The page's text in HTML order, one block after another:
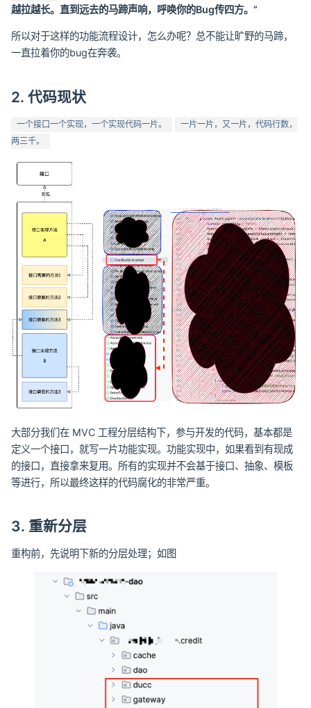
越拉越长。直到远去的马蹄声响，呼唤你的Bug传四方。”
所以对于这样的功能流程设计，怎么办呢？总不能让旷野的马蹄，
一直拉着你的bug在奔袭。
2. 代码现状
一个接口一个实现，一个实现代码一片。
一片一片，又一片，代码行数，
两三千。
大部分我们在 MVC 工程分层结构下，参与开发的代码，基本都是
定义一个接口，就写一片功能实现。功能实现中，如果看到有现成
的接口，直接拿来复用。所有的实现并不会基于接口、抽象、模板
等进行，所以最终这样的代码腐化的非常严重。
3. 重新分层
重构前，先说明下新的分层处理；如图